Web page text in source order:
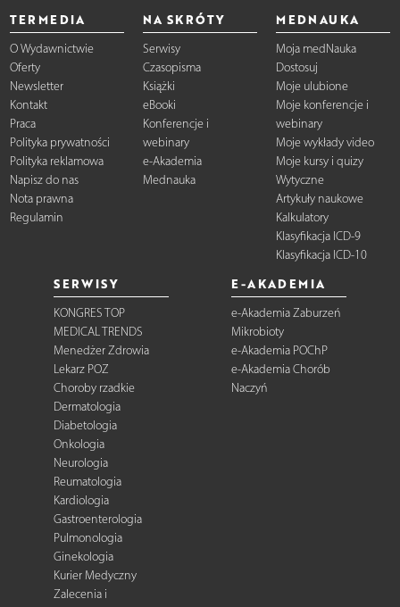
TERMEDIA
O Wydawnictwie
Oferty
Newsletter
Kontakt
Praca
Polityka prywatności
Polityka reklamowa
Napisz do nas
Nota prawna
Regulamin
NA SKRÓTY
Serwisy
Czasopisma
Książki
eBooki
Konferencje i
webinary
e-Akademia
Mednauka
MEDNAUKA
Moja medNauka
Dostosuj
Moje ulubione
Moje konferencje i
webinary
Moje wykłady video
Moje kursy i quizy
Wytyczne
Artykuły naukowe
Kalkulatory
Klasyfikacja ICD-9
Klasyfikacja ICD-10
SERWISY
KONGRES TOP
MEDICAL TRENDS
Menedżer Zdrowia
Lekarz POZ
Choroby rzadkie
Dermatologia
Diabetologia
Onkologia
Neurologia
Reumatologia
Kardiologia
Gastroenterologia
Pulmonologia
Ginekologia
Kurier Medyczny
Zalecenia i
E-AKADEMIA
e-Akademia Zaburzeń
Mikrobioty
e-Akademia POChP
e-Akademia Chorób
Naczyń